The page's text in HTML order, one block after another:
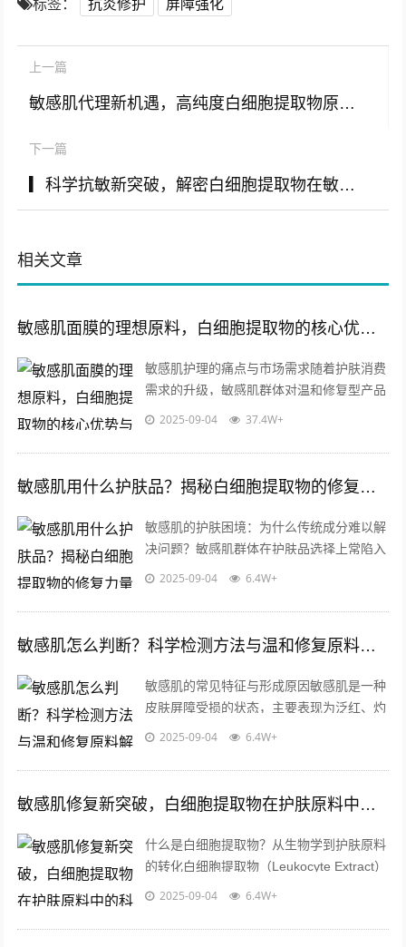
标签： 抗炎修护 屏障强化
上一篇
敏感肌代理新机遇，高纯度白细胞提取物原料批发与应用解析
下一篇
▎科学抗敏新突破，解密白细胞提取物在敏感肌护理中的核心价值
相关文章
敏感肌面膜的理想原料，白细胞提取物的核心优势与应用解析
敏感肌护理的痛点与市场需求随着护肤消费
需求的升级，敏感肌群体对温和修复型产品
的需求日益增长，据行业数据显示，全球敏
2025-09-04 37.4W+
敏感肌用什么护肤品？揭秘白细胞提取物的修复力量与科学选择指南
敏感肌的护肤困境：为什么传统成分难以解
决问题？敏感肌群体在护肤品选择上常陷入
两难：既要避免刺激，又要追求有效修复，
2025-09-04 6.4W+
敏感肌怎么判断？科学检测方法与温和修复原料解析
敏感肌的常见特征与形成原因敏感肌是一种
皮肤屏障受损的状态，主要表现为泛红、灼
热、瘙痒或脱屑，这类肤质对外界刺激（如
2025-09-04 6.4W+
敏感肌修复新突破，白细胞提取物在护肤原料中的科学应用与批发指南
什么是白细胞提取物？从生物学到护肤原料
的转化白细胞提取物（Leukocyte Extract）
是一种通过生物技术从白细胞中分离出的活
2025-09-04 6.4W+